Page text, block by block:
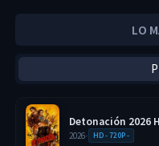
LO
Detonación 2026
2026• HD - 720P -